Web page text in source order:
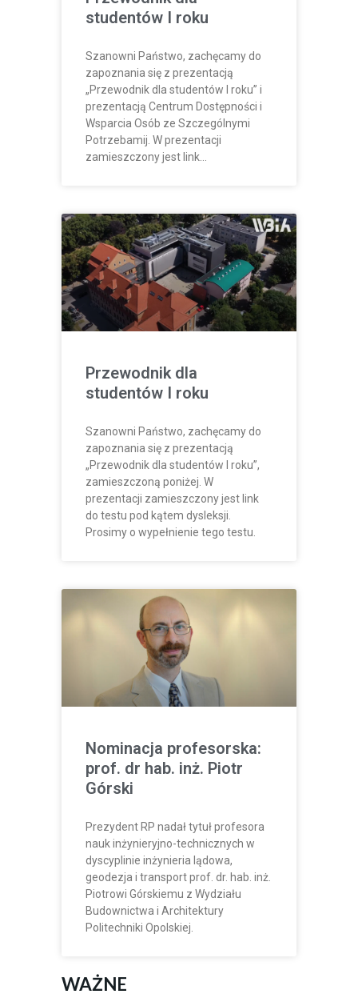
studentów I roku
Szanowni Państwo, zachęcamy do
zapoznania się z prezentacją
„Przewodnik dla studentów I roku” i
prezentacją Centrum Dostępności i
Wsparcia Osób ze Szczególnymi
Potrzebamij. W prezentacji
zamieszczony jest link…
Przewodnik dla
studentów I roku
Szanowni Państwo, zachęcamy do
zapoznania się z prezentacją
„Przewodnik dla studentów I roku”,
zamieszczoną poniżej. W
prezentacji zamieszczony jest link
do testu pod kątem dysleksji.
Prosimy o wypełnienie tego testu.
Nominacja profesorska:
prof. dr hab. inż. Piotr
Górski
Prezydent RP nadał tytuł profesora
nauk inżynieryjno-technicznych w
dyscyplinie inżynieria lądowa,
geodezja i transport prof. dr. hab. inż.
Piotrowi Górskiemu z Wydziału
Budownictwa i Architektury
Politechniki Opolskiej.
WAŻNE